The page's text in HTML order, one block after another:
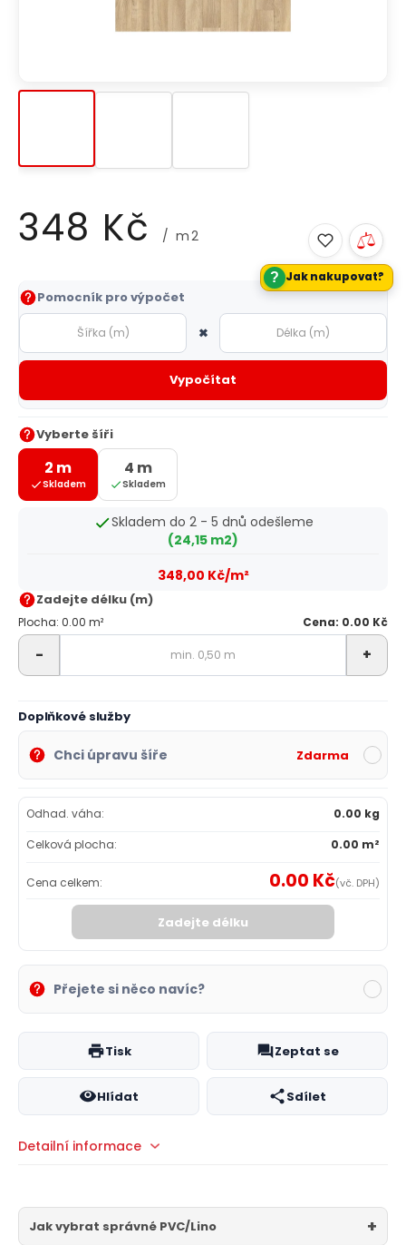
348 Kč / m2
Měrná
cena:
Pomocník pro výpočet
×
Vypočítat
Vyberte šíři
2 m
Skladem
4 m
Skladem
Zadejte délku (m)
Plocha: 0.00 m² Cena: 0.00 Kč
- +
Skladem do 2 - 5 dnů odešleme
(24,15 m2)
348,00 Kč/m²
Doplňkové služby
Chci úpravu šíře Zdarma
Odhad. váha:
0.00 kg
Celková plocha:
0.00 m²
Cena celkem: 0.00 Kč(vč. DPH)
Zadejte délku
Přejete si něco navíc?
? Jak nakupovat?
Tisk Zeptat se
Hlídat Sdílet
Detailní informace
Jak vybrat správné PVC/Lino